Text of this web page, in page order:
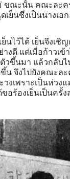
ขณะนั้น คณะละ
เย็นซึ่งเป็นนางเอ
นไว้ได้ เย็นจึงเ
ดี แต่เมื่อก้าวเข้
วขึ้นมา แล้วกลับ
จึงไปยังคณะละ
เพราะเป็นห่วง
ร้องเย็นเป็นครั้